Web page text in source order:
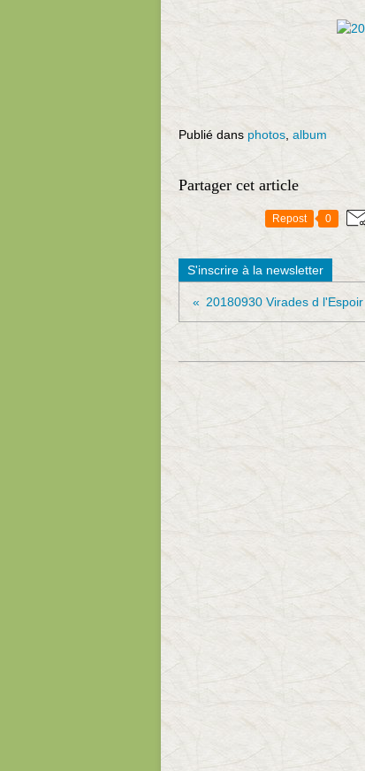
Publié dans photos album
Partager cet article
Repost 0
S'inscrire à la newsletter
20180930 Virades d